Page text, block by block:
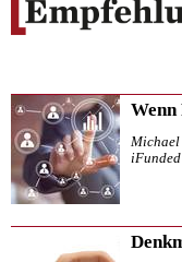
Michael